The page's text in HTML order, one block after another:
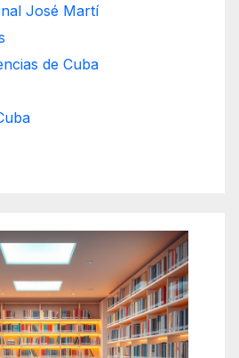
José Martí
de Cuba